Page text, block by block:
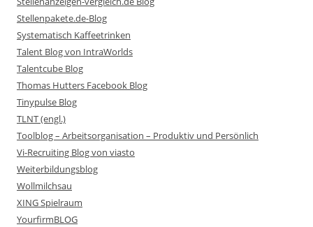
Stellenpakete.de-Blog
Systematisch Kaffeetrinken
Talent Blog von IntraWorlds
Talentcube Blog
Thomas Hutters Facebook Blog
Tinypulse Blog
TLNT (engl.)
Toolblog – Arbeitsorganisation – Produktiv und Persönlich
Vi-Recruiting Blog von viasto
Weiterbildungsblog
Wollmilchsau
XING Spielraum
YourfirmBLOG